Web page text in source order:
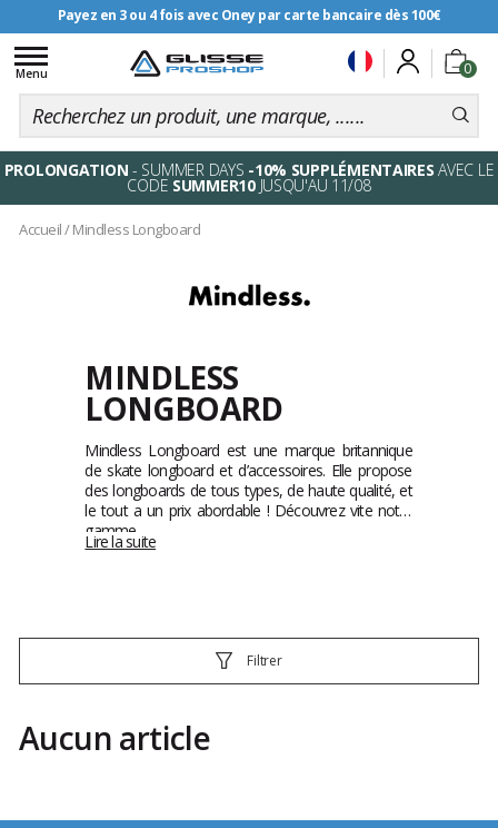
Payez en 3 ou 4 fois avec Oney par carte bancaire dès 100€
Livraison offerte dès 99€
0
Toggle
navigation
Menu
PROLONGATION - SUMMER DAYS -10% SUPPLÉMENTAIRES AVEC LE
CODE SUMMER10JUSQU'AU 11/08
Accueil/Mindless Longboard
MINDLESS
LONGBOARD
Mindless Longboard est une marque britannique
de skate longboard et d’accessoires. Elle propose
des longboards de tous types, de haute qualité, et
le tout a un prix abordable ! Découvrez vite notre
gamme.
Lire la suite
Filtrer
Aucun article